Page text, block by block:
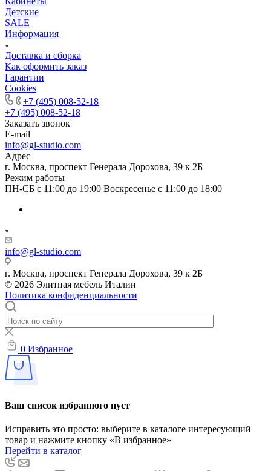
Детские
SALE
Информация
Доставка и сборка
Как оформить заказ
Гapaнтии
Cookies
+7 (495) 008-52-18
+7 (495) 008-52-18
Заказать звонок
E-mail
info@gl-studio.com
Адрес
г. Москва, проспект Генерала Дорохова, 39 к 2Б
Режим работы
ПН-СБ с 11:00 до 19:00 Воскресенье с 11:00 до 18:00
info@gl-studio.com
г. Москва, проспект Генерала Дорохова, 39 к 2Б
© 2026 Элитнaя мeбeль Итaлии
Политика конфиденциальности
0 Избранное
Ваш список избранного пуст
Исправить это просто: выберите в каталоге интересующий
товар и нажмите кнопку «В избранное»
Перейти в каталог